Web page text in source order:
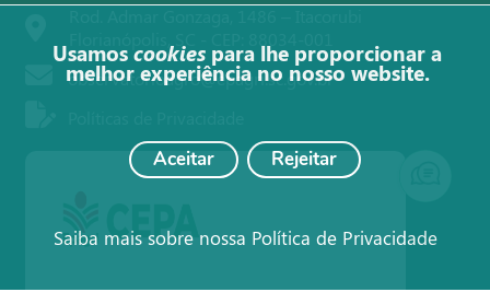
observatorioagro@epagri.sc.gov.br
Usamos cookies para lhe proporcionar a
melhor experiência no nosso website.
Aceitar Rejeitar
Saiba mais sobre nossa Política de Privacidade